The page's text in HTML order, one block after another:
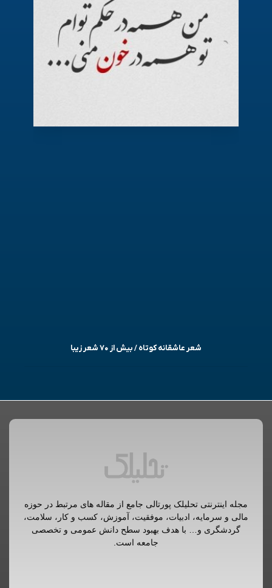
شعر عاشقانه کوتاه / بیش از ۷۰ شعر زیبا
مجله اینترنتی تحلیلک پورتالی جامع از مقاله های مرتبط در حوزه
مالی و سرمایه، ادبیات، موفقیت، آموزش، کسب و کار، سلامت،
گردشگری و… با هدف بهبود سطح دانش عمومی و تخصصی
جامعه است.